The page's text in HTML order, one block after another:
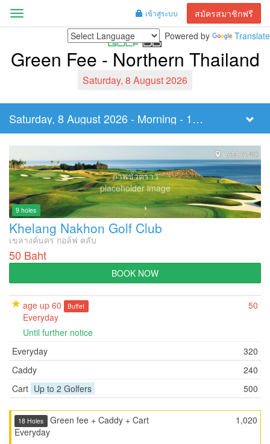
เข้าสู่ระบบ สมัครสมาชิกฟรี
Menu
Powered by
Translate
Green Fee - Northern Thailand
Saturday, 8 August 2026
Filter
Tee
Time
Saturday, 8 August 2026 - Morning - 18 Holes
ภาพชั่วคราว
placeholder image
LAMPANG
9 holes
Khelang Nakhon Golf Club
เขลางค์นคร กอล์ฟ คลับ
50 Baht
BOOK NOW
age up 60 Buffet
Everyday
Until further notice
50
Everyday
320
Caddy
240
Cart Up to 2 Golfers 500
1,020
18 Holes Green fee + Caddy + Cart
Everyday